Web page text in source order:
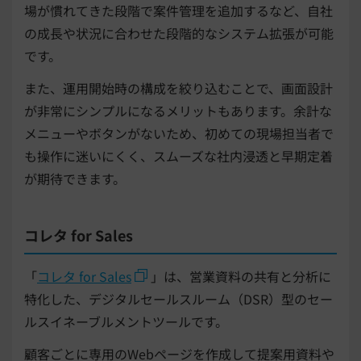
場が慣れてきた段階で案件管理を追加するなど、自社
の成長や状況に合わせた段階的なシステム拡張が可能
です。
また、運用開始時の構成を絞り込むことで、画面設計
が非常にシンプルになるメリットもあります。余計な
メニューやボタンがないため、初めての現場担当者で
も操作に迷いにくく、スムーズな社内浸透と早期定着
が期待できます。
コレタ for Sales
「コレタ for Sales
」は、営業資料の共有と分析に
特化した、デジタルセールスルーム（DSR）型のセー
ルスイネーブルメントツールです。
顧客ごとに専用のWebページを作成して提案用資料や